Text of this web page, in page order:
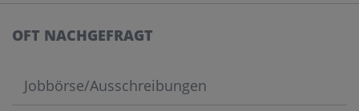
OFT NACHGEFRAGT
Jobbörse/Ausschreibungen